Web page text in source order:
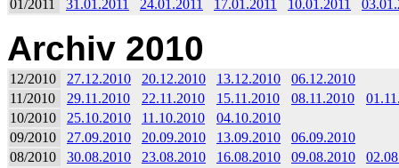
01/2011 31.01.2011 24.01.2011 17.01.2011 10.01.2011
Archiv 2010
12/2010 27.12.2010 20.12.2010 13.12.2010
06.12.2010
11/2010
29.11.2010 22.11.2010 15.11.2010 08.11.2010
10/2010
25.10.2010 11.10.2010
04.10.2010
09/2010
27.09.2010 20.09.2010 13.09.2010
06.09.2010
08/2010
30.08.2010 23.08.2010 16.08.2010 09.08.2010